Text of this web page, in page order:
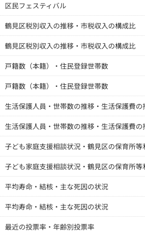
区民フェスティバル
鶴見区税別収入の推移・市税収入の構成比
鶴見区税別収入の推移・市税収入の構成比
戸籍数（本籍）・住民登録世帯数
戸籍数（本籍）・住民登録世帯数
生活保護人員・世帯数の推移・生活保護費の
生活保護人員・世帯数の推移・生活保護費の
子ども家庭支援相談状況・鶴見区の保育所等
子ども家庭支援相談状況・鶴見区の保育所等
平均寿命・結核・主な死因の状況
平均寿命・結核・主な死因の状況
最近の投票率・年齢別投票率